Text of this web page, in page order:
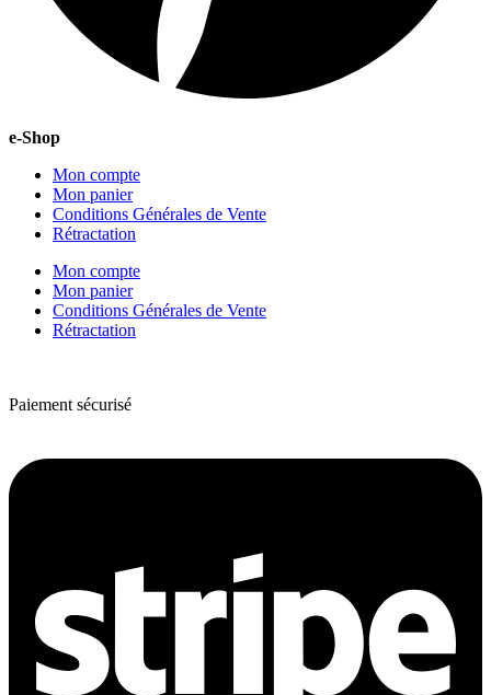
e-Shop
Mon compte
Mon panier
Conditions Générales de Vente
Rétractation
Mon compte
Mon panier
Conditions Générales de Vente
Rétractation
Paiement sécurisé